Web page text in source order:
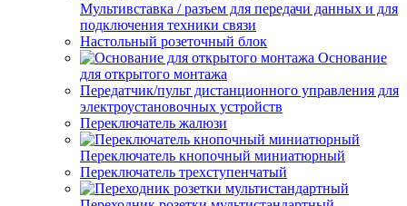
Мультивставка / разъем для передачи данных и для
подключения техники связи
Настольный розеточный блок
Основание
для открытого монтажа
Передатчик/пульт дистанционного управления для
электроустановочных устройств
Переключатель жалюзи
Переключатель кнопочный миниатюрный
Переключатель трехступенчатый